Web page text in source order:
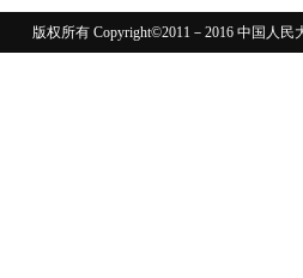
版权所有 Copyright©2011－2016 中国人